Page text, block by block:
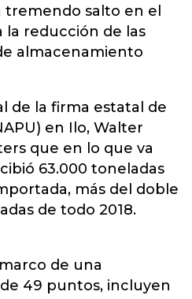
tremendo salto en el
la reducción de las
almacenamiento
de la firma estatal de
en Ilo, Walter
que en lo que va
63.000 toneladas
más del doble
de todo 2018.
de una
49 puntos, incluyen